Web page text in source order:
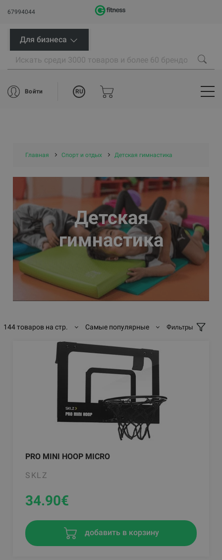
67994044
Для бизнеса
Войти RU
Главная Спорт и отдых Детская гимнастика
Детская
гимнастика
144 товаров на стр. Самые популярные Фильтры
PRO MINI HOOP MICRO
SKLZ
34.90€
добавить в корзину